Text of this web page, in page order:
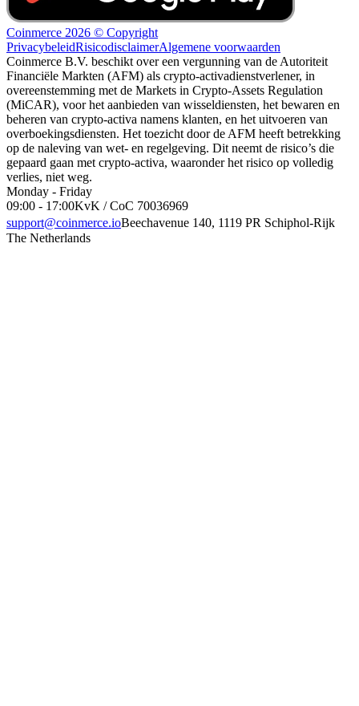
Coinmerce 2026 © Copyright
PrivacybeleidRisicodisclaimerAlgemene voorwaarden
Coinmerce B.V. beschikt over een vergunning van de Autoriteit
Financiële Markten (AFM) als crypto-activadienstverlener, in
overeenstemming met de Markets in Crypto-Assets Regulation
(MiCAR), voor het aanbieden van wisseldiensten, het bewaren en
beheren van crypto-activa namens klanten, en het uitvoeren van
overboekingsdiensten. Het toezicht door de AFM heeft betrekking
op de naleving van wet- en regelgeving. Dit neemt de risico’s die
gepaard gaan met crypto-activa, waaronder het risico op volledig
verlies, niet weg.
Monday - Friday
09:00 - 17:00KvK / CoC 70036969
support@coinmerce.ioBeechavenue 140, 1119 PR Schiphol-Rijk
The Netherlands